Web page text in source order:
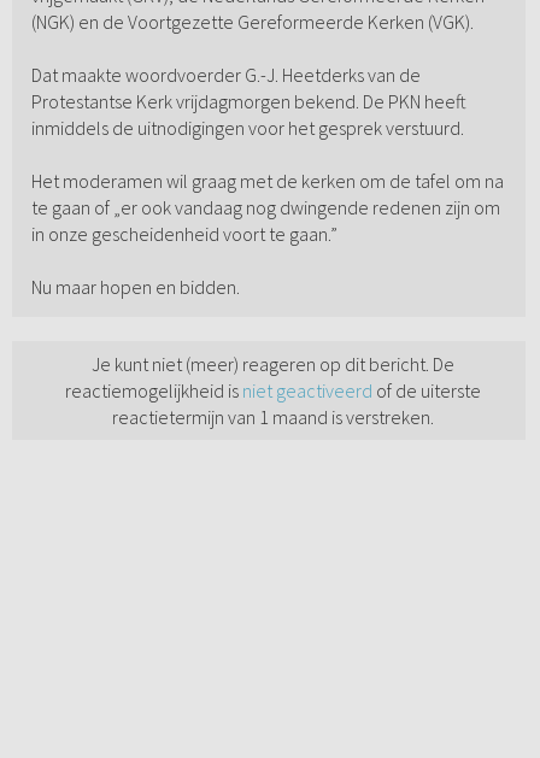
(NGK) en de Voortgezette Gereformeerde Kerken (VGK).
Dat maakte woordvoerder G.-J. Heetderks van de
Protestantse Kerk vrijdagmorgen bekend. De PKN heeft
inmiddels de uitnodigingen voor het gesprek verstuurd.
Het moderamen wil graag met de kerken om de tafel om na
te gaan of „er ook vandaag nog dwingende redenen zijn om
in onze gescheidenheid voort te gaan.”
Nu maar hopen en bidden.
Je kunt niet (meer) reageren op dit bericht. De
reactiemogelijkheid is niet geactiveerd of de uiterste
reactietermijn van 1 maand is verstreken.